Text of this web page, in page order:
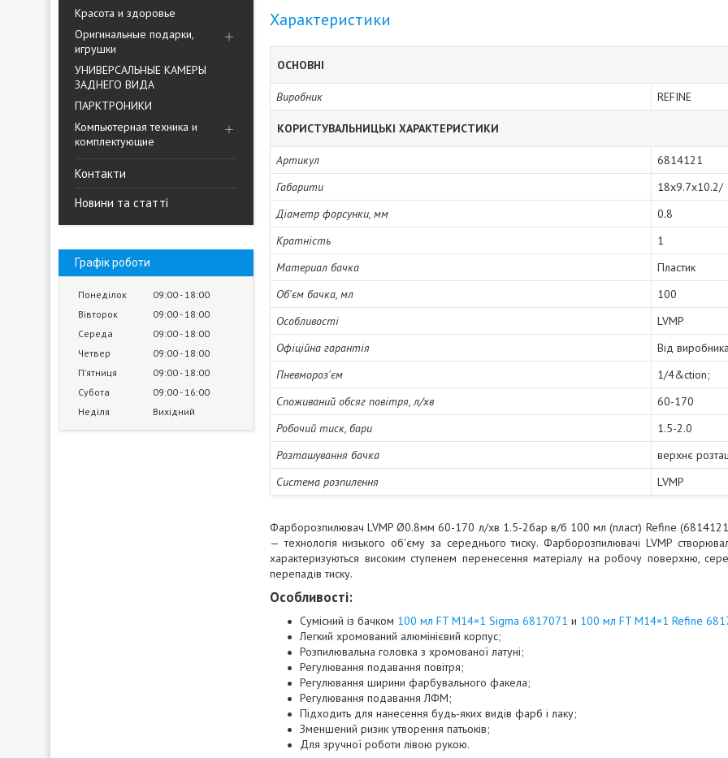
Красота и здоровье
Оригинальные подарки,
игрушки
УНИВЕРСАЛЬНЫЕ КАМЕРЫ
ЗАДНЕГО ВИДА
ПАРКТРОНИКИ
Компьютерная техника и
комплектующие
Контакти
Новини та статті
Графік роботи
Понеділок 09:00 18:00
Вівторок
09:00 18:00
Середа
09:00 18:00
Четвер
09:00 18:00
Пʼятниця
09:00 18:00
Субота
09:00 16:00
Неділя
Вихідний
Характеристики
ОСНОВНІ
Виробник REFINE
КОРИСТУВАЛЬНИЦЬКІ ХАРАКТЕРИСТИКИ
Артикул
6814121
Габарити
18x9.7x10.2/
Діаметр форсунки, мм
0.8
Кратність
1
Материал бачка
Пластик
Об'єм бачка, мл
100
Особливості
LVMP
Офіційна гарантія
Від
Пневмороз'єм
1/4&ction;
Споживаний обсяг повітря, л/хв
60-170
Робочий тиск, бари
1.5-2.0
Розташування бачка
верхнє
Система розпилення
LVMP
Фарборозпилювач LVMP Ø0.8мм 60-170 л/хв 1.5-2бар в/б 100 мл (пласт) Refine
— технологія низького об'єму за середнього тиску. Фарборозпилювачі LVMP
характеризуються високим ступенем перенесення матеріалу на робочу поверхню,
перепадів тиску.
Особливості:
Сумісний із бачком 100 мл FT M14×1 Sigma 6817071 и 100 мл FT M14×1 Refine
Легкий хромований алюмінієвий корпус;
Розпилювальна головка з хромованої латуні;
Регулювання подавання повітря;
Регулювання ширини фарбувального факела;
Регулювання подавання ЛФМ;
Підходить для нанесення будь-яких видів фарб і лаку;
Зменшений ризик утворення патьоків;
Для зручної роботи лівою рукою.